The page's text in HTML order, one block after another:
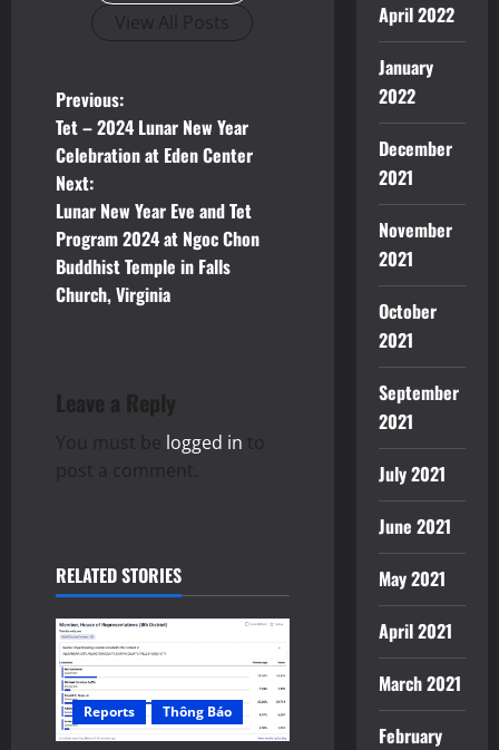
View All Posts
P
o
s
t
n
v
i
g
t
i
o
n
Previous:
Tet – 2024 Lunar New Year
Celebration at Eden Center
Next:
Lunar New Year Eve and Tet
Program 2024 at Ngoc Chon
Buddhist Temple in Falls
Church, Virginia
Leave a Reply
You must be logged in to
post a comment.
RELATED STORIES
Reports Thông Báo
April 2022
January
2022
December
2021
November
2021
October
2021
September
2021
July 2021
June 2021
May 2021
April 2021
March 2021
February